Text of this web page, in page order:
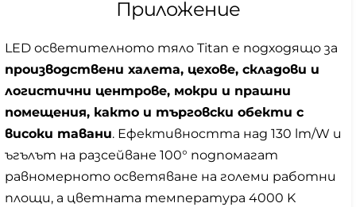
Приложение
LED осветителното тяло Titan е подходящо за
производствени халета, цехове, складови и
логистични центрове, мокри и прашни
помещения, както и търговски обекти с
високи тавани. Ефективността над 130 lm/W и
ъгълът на разсейване 100° подпомагат
равномерното осветяване на големи работни
площи, а цветната температура 4000 K